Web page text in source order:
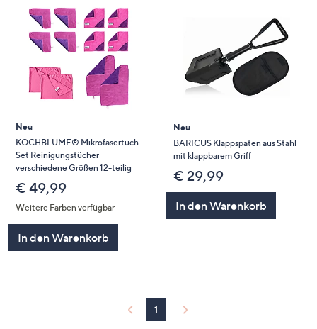
Neu
KOCHBLUME® Mikrofasertuch-
Set Reinigungstücher
verschiedene Größen 12-teilig
€ 49,99
Weitere Farben verfügbar
In den Warenkorb
Neu
BARICUS Klappspaten aus Stahl
mit klappbarem Griff
€ 29,99
In den Warenkorb
1